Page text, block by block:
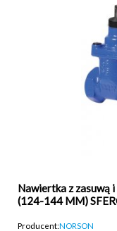
Nawiertka z zasuwą
(124-144 MM)
Producent:NORSON